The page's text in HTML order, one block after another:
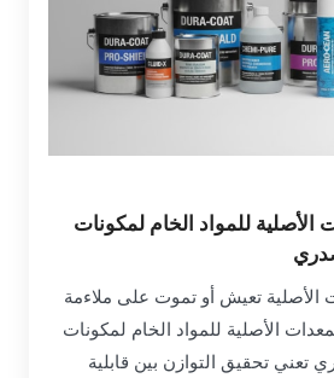
الأصلية للمواد الخام لمكونات
الأصلية تعيش أو تموت على ملاءمة
الأصلية للمواد الخام لمكونات
تحقيق التوازن بين قابلية